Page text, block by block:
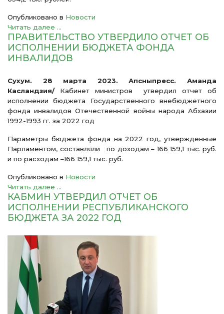
Опубликовано в Новости
Читать далее ...
ПРАВИТЕЛЬСТВО УТВЕРДИЛО ОТЧЕТ ОБ
ИСПОЛНЕНИИ БЮДЖЕТА ФОНДА
ИНВАЛИДОВ
Сухум. 28 марта 2023. Апсныпресс. Аманда
Касландзия/Кабинет министров утвердил отчет об
исполнении бюджета Государственного внебюджетного
фонда инвалидов Отечественной войны народа Абхазии
1992-1993 гг. за 2022 год
Параметры бюджета фонда на 2022 год, утвержденные
Парламентом, составляли по доходам – 166 159,1 тыс. руб.
и по расходам –166 159,1 тыс. руб.
Опубликовано в Новости
Читать далее ...
КАБМИН УТВЕРДИЛ ОТЧЕТ ОБ
ИСПОЛНЕНИИ РЕСПУБЛИКАНСКОГО
БЮДЖЕТА ЗА 2022 ГОД